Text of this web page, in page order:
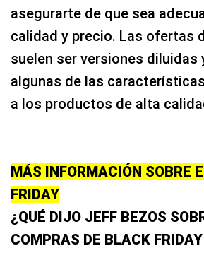
asegurarte de que sea
calidad y precio. Las ofertas
suelen ser versiones diluidas
algunas de las
a los productos de alta
MÁS INFORMACIÓN SOBRE
FRIDAY
¿QUÉ DIJO JEFF BEZOS
COMPRAS DE BLACK